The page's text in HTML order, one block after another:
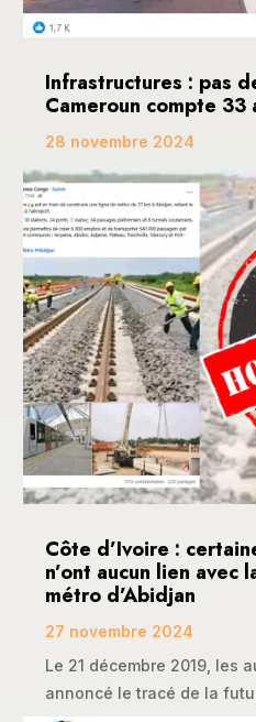
Infrastructures : pas
Cameroun compte 33
28 novembre 2024
Une publication devenue
sociaux, dont Facebook,
Côte d’Ivoire :
n’ont aucun lien avec
métro d’Abidjan
27 novembre 2024
Le 21 décembre 2019, les
annoncé le tracé de la